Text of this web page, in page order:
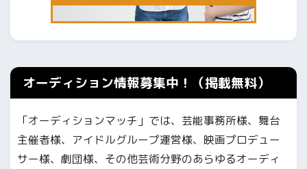
オーディション情報募集中！（掲載無料）
「オーディションマッチ」では、芸能事務所様、舞台
主催者様、アイドルグループ運営様、映画プロデュー
サー様、劇団様、その他芸術分野のあらゆるオーディ